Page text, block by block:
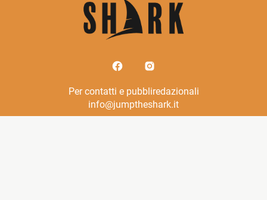
Per contatti e pubbliredazionali
info@jumptheshark.it